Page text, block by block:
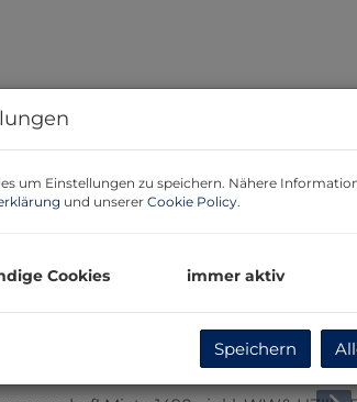
um Einstellungen zu speichern. Nähere
und unserer Cookie Policy.
Cookies immer aktiv
Speichern